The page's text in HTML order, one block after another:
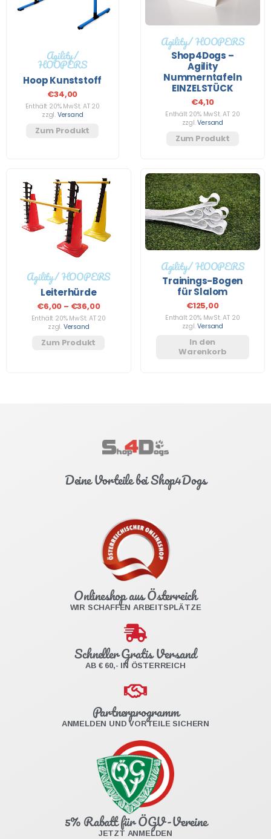
Agility/
HOOPERS
Hoop Kunststoff
€34,00
Enthält 20% MwSt. AT 20
zzgl. Versand
Zum Produkt
Agility/ HOOPERS
Shop4Dogs –
Agility
Nummerntafeln
EINZELSTÜCK
€4,10
Enthält 20% MwSt. AT 20
zzgl.Versand
Zum Produkt
Agility/ HOOPERS
Leiterhürde
€6,00 – €36,00
Enthält 20% MwSt. AT 20
zzgl. Versand
Zum Produkt
Agility/ HOOPERS
Trainings-Bogen
für Slalom
€125,00
Enthält 20% MwSt. AT 20
zzgl.Versand
In den
Warenkorb
Deine Vorteile bei Shop4Dogs
Onlineshop aus Österreich
WIR SCHAFFEN ARBEITSPLÄTZE
Schneller Gratis Versand
AB € 60,- IN ÖSTERREICH
Partnerprogramm
ANMELDEN UND VORTEILE SICHERN
5% Rabatt für ÖGV-Vereine
JETZT ANMELDEN